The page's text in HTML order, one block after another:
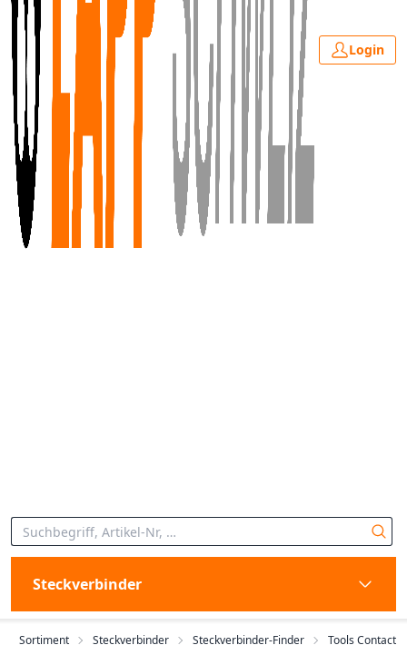
Login
Steckverbinder
Sortiment Steckverbinder Steckverbinder-Finder Tools Contact